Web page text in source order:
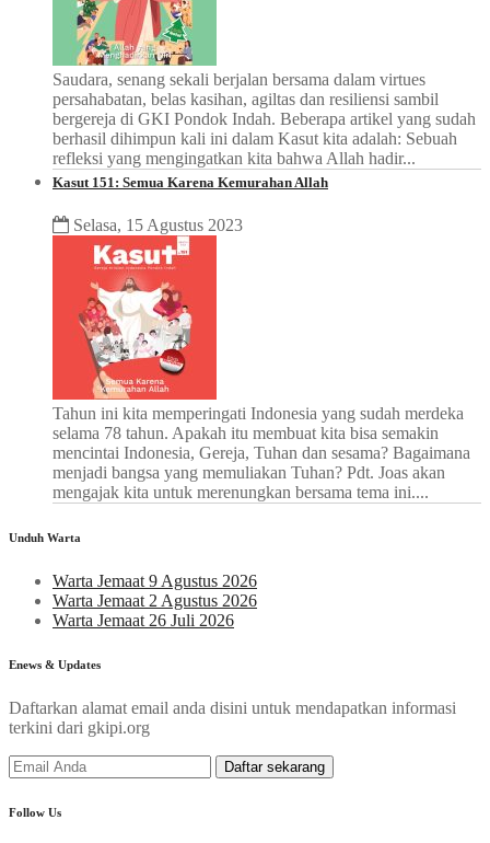
Saudara, senang sekali berjalan bersama dalam virtues
persahabatan, belas kasihan, agiltas dan resiliensi sambil
bergereja di GKI Pondok Indah. Beberapa artikel yang sudah
berhasil dihimpun kali ini dalam Kasut kita adalah: Sebuah
refleksi yang mengingatkan kita bahwa Allah hadir...
Kasut 151: Semua Karena Kemurahan Allah
Selasa, 15 Agustus 2023
Tahun ini kita memperingati Indonesia yang sudah merdeka
selama 78 tahun. Apakah itu membuat kita bisa semakin
mencintai Indonesia, Gereja, Tuhan dan sesama? Bagaimana
menjadi bangsa yang memuliakan Tuhan? Pdt. Joas akan
mengajak kita untuk merenungkan bersama tema ini....
Unduh Warta
Warta Jemaat 9 Agustus 2026
Warta Jemaat 2 Agustus 2026
Warta Jemaat 26 Juli 2026
Enews & Updates
Daftarkan alamat email anda disini untuk mendapatkan informasi
terkini dari gkipi.org
Follow Us